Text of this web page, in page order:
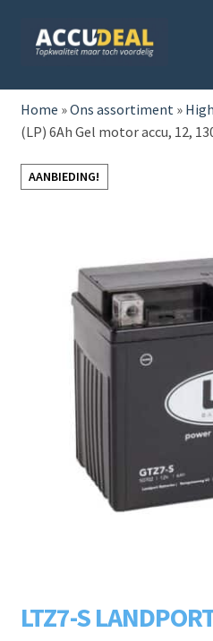
door
naar
direct
naar
HOME
AUTO
BOOT
VRACHTWAGEN
OVERIGE
LADERS & ACCESSOIRES
Home »Ons assortiment»
(LP) 6Ah Gel motor accu, 12,
AANBIEDING!
LTZ7-S